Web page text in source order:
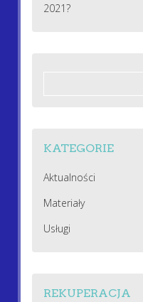
2021?
KATEGORIE
Aktualności
Materiały
Usługi
REKUPERACJA